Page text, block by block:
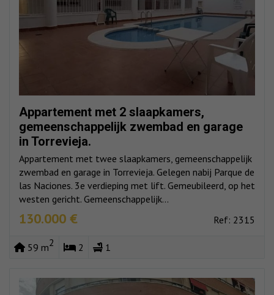
Appartement met 2 slaapkamers,
gemeenschappelijk zwembad en garage
in Torrevieja.
Appartement met twee slaapkamers, gemeenschappelijk
zwembad en garage in Torrevieja. Gelegen nabij Parque de
las Naciones. 3e verdieping met lift. Gemeubileerd, op het
westen gericht. Gemeenschappelijk...
130.000 € Ref: 2315
59 m2 2 1